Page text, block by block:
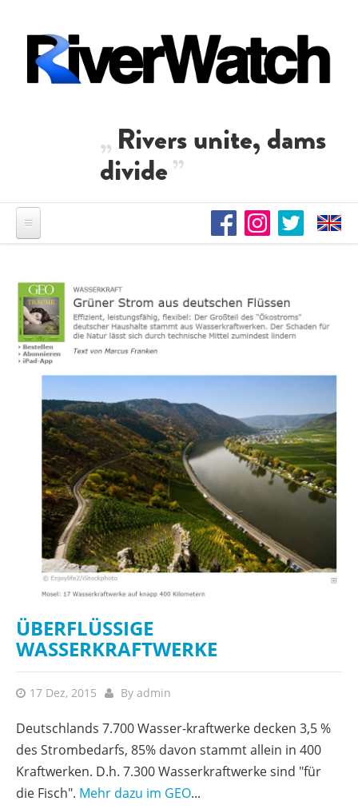
Rivers unite, dams
divide
ÜBERFLÜSSIGE
WASSERKRAFTWERKE
17 Dez, 2015 By admin
Deutschlands 7.700 Wasser-kraftwerke decken 3,5 %
des Strombedarfs, 85% davon stammt allein in 400
Kraftwerken. D.h. 7.300 Wasserkraftwerke sind "für
die Fisch". Mehr dazu im GEO...